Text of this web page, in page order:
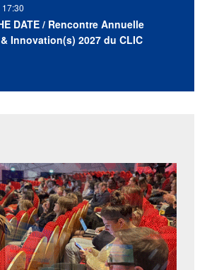
17:30
DATE / Rencontre Annuelle
Innovation(s) 2027 du CLIC